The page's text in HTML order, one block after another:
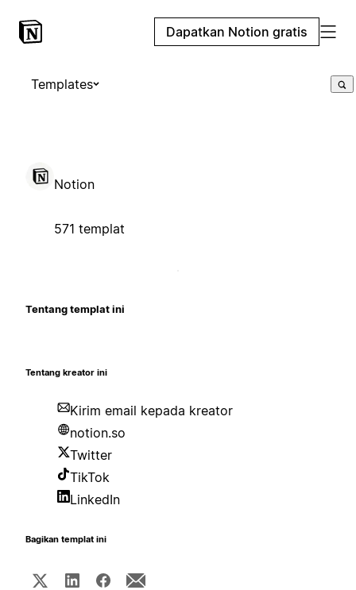
Dapatkan Notion gratis
Templates
Notion
571 templat
Tentang templat ini
Tentang kreator ini
Kirim email kepada kreator
notion.so
Twitter
TikTok
LinkedIn
Bagikan templat ini